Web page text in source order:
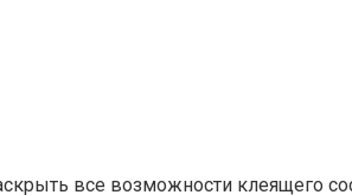
все возможности клеящего